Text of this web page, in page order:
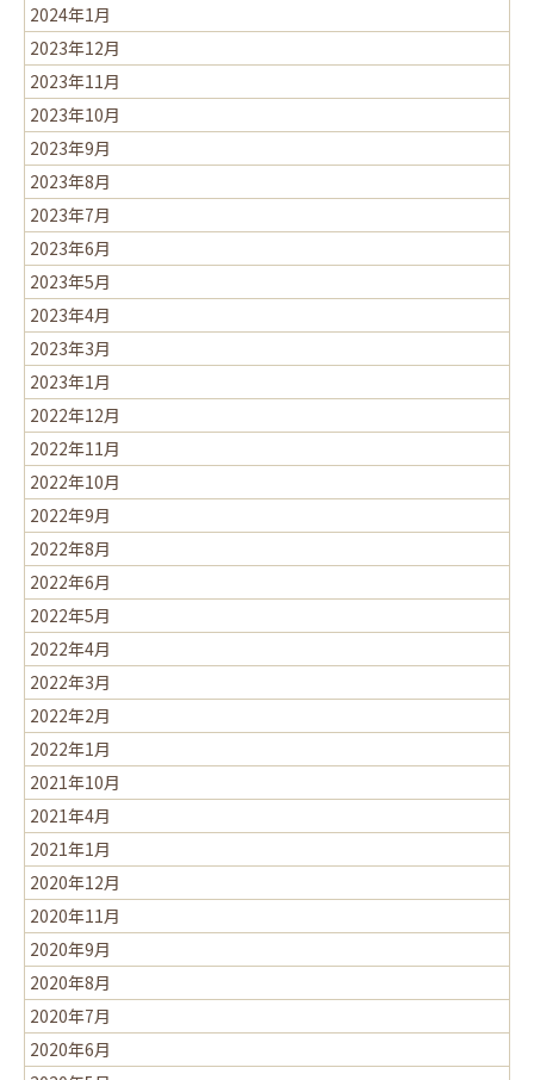
2024年1月
2023年12月
2023年11月
2023年10月
2023年9月
2023年8月
2023年7月
2023年6月
2023年5月
2023年4月
2023年3月
2023年1月
2022年12月
2022年11月
2022年10月
2022年9月
2022年8月
2022年6月
2022年5月
2022年4月
2022年3月
2022年2月
2022年1月
2021年10月
2021年4月
2021年1月
2020年12月
2020年11月
2020年9月
2020年8月
2020年7月
2020年6月